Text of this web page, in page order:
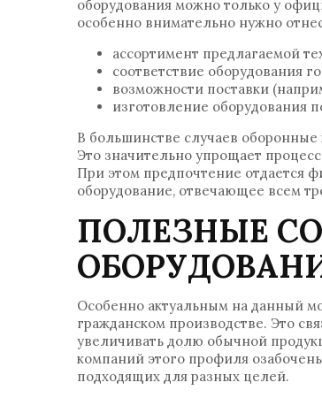
оборудования можно только у
особенно внимательно нужно
ассортимент предлагаемой
соответствие оборудования
возможности поставки
изготовление оборудования
В большинстве случаев
Это значительно упрощает
При этом предпочтение отдается
оборудование, отвечающее всем
ПОЛЕЗНЫЕ
Особенно актуальным на данный
гражданском производстве. Это
увеличивать долю обычной
компаний этого профиля
подходящих для разных целей.